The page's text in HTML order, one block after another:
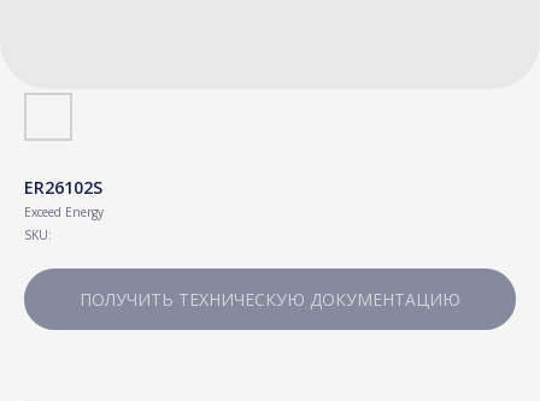
ER26102S
Exceed Energy
SKU:
ПОЛУЧИТЬ ТЕХНИЧЕСКУЮ ДОКУМЕНТАЦИЮ